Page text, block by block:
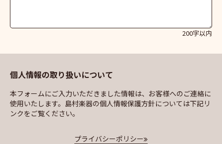
200字以内
個人情報の取り扱いについて
本フォームにご入力いただきました情報は、お客様へのご連絡に
使用いたします。島村楽器の個人情報保護方針については下記リ
ンクをご覧ください。
プライバシーポリシー